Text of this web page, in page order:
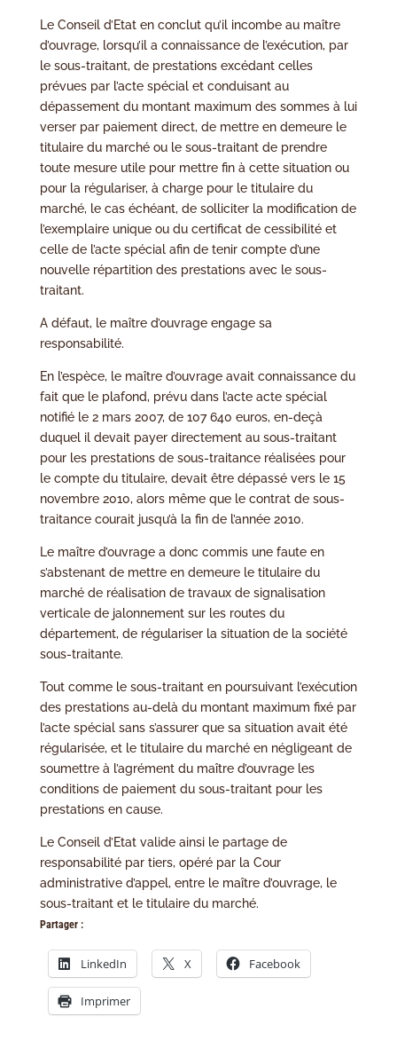
Le Conseil d’Etat en conclut qu’il incombe au maître
d’ouvrage, lorsqu’il a connaissance de l’exécution, par
le sous-traitant, de prestations excédant celles
prévues par l’acte spécial et conduisant au
dépassement du montant maximum des sommes à lui
verser par paiement direct, de mettre en demeure le
titulaire du marché ou le sous-traitant de prendre
toute mesure utile pour mettre fin à cette situation ou
pour la régulariser, à charge pour le titulaire du
marché, le cas échéant, de solliciter la modification de
l’exemplaire unique ou du certificat de cessibilité et
celle de l’acte spécial afin de tenir compte d’une
nouvelle répartition des prestations avec le sous-
traitant.
A défaut, le maître d’ouvrage engage sa
responsabilité.
En l’espèce, le maître d’ouvrage avait connaissance du
fait que le plafond, prévu dans l’acte acte spécial
notifié le 2 mars 2007, de 107 640 euros, en-deçà
duquel il devait payer directement au sous-traitant
pour les prestations de sous-traitance réalisées pour
le compte du titulaire, devait être dépassé vers le 15
novembre 2010, alors même que le contrat de sous-
traitance courait jusqu’à la fin de l’année 2010.
Le maître d’ouvrage a donc commis une faute en
s’abstenant de mettre en demeure le titulaire du
marché de réalisation de travaux de signalisation
verticale de jalonnement sur les routes du
département, de régulariser la situation de la société
sous-traitante.
Tout comme le sous-traitant en poursuivant l’exécution
des prestations au-delà du montant maximum fixé par
l’acte spécial sans s’assurer que sa situation avait été
régularisée, et le titulaire du marché en négligeant de
soumettre à l’agrément du maître d’ouvrage les
conditions de paiement du sous-traitant pour les
prestations en cause.
Le Conseil d’Etat valide ainsi le partage de
responsabilité par tiers, opéré par la Cour
administrative d’appel, entre le maître d’ouvrage, le
sous-traitant et le titulaire du marché.
Partager :
LinkedIn X Facebook
Imprimer